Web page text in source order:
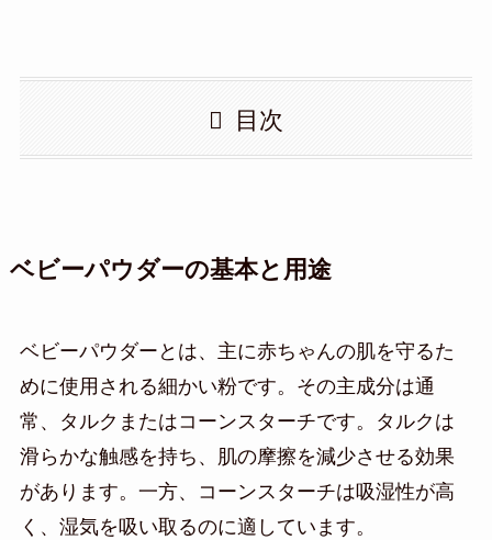
目次
ベビーパウダーの基本と用途
ベビーパウダーとは、主に赤ちゃんの肌を守るた
めに使用される細かい粉です。その主成分は通
常、タルクまたはコーンスターチです。タルクは
滑らかな触感を持ち、肌の摩擦を減少させる効果
があります。一方、コーンスターチは吸湿性が高
く、湿気を吸い取るのに適しています。